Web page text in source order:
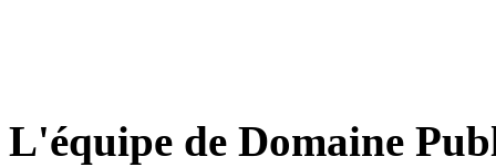
L'équipe de Domaine